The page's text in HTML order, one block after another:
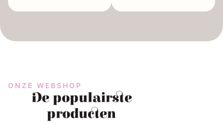
ONZE WEBSHOP
De populairste
producten